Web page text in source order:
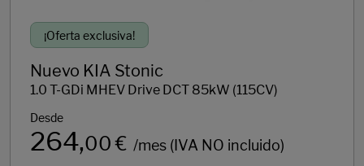
264
/mes (IVA NO incluido)